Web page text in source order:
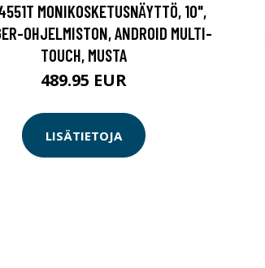
MONIKOSKETUSNÄYTTÖ, 10",
OHJELMISTON, ANDROID MULTI-
TOUCH, MUSTA
489.95 EUR
LISÄTIETOJA